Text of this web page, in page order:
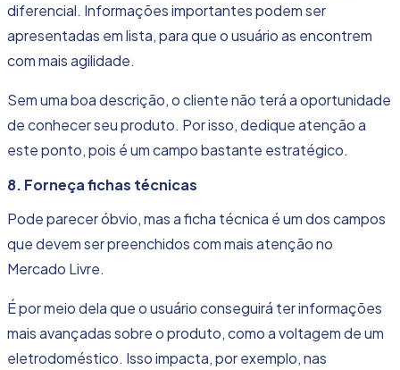
diferencial. Informações importantes podem ser
apresentadas em lista, para que o usuário as encontrem
com mais agilidade.
Sem uma boa descrição, o cliente não terá a oportunidade
de conhecer seu produto. Por isso, dedique atenção a
este ponto, pois é um campo bastante estratégico.
8. Forneça fichas técnicas
Pode parecer óbvio, mas a ficha técnica é um dos campos
que devem ser preenchidos com mais atenção no
Mercado Livre.
É por meio dela que o usuário conseguirá ter informações
mais avançadas sobre o produto, como a voltagem de um
eletrodoméstico. Isso impacta, por exemplo, nas